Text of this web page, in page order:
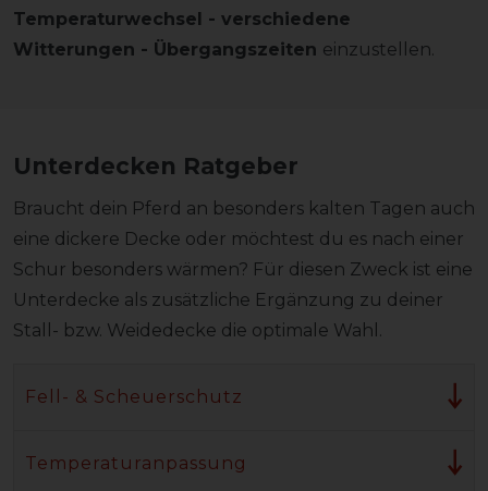
Temperaturwechsel - verschiedene
Witterungen - Übergangszeiten einzustellen.
Unterdecken Ratgeber
Braucht dein Pferd an besonders kalten Tagen auch
eine dickere Decke oder möchtest du es nach einer
Schur besonders wärmen? Für diesen Zweck ist eine
Unterdecke als zusätzliche Ergänzung zu deiner
Stall- bzw. Weidedecke die optimale Wahl.
Fell- & Scheuerschutz
Temperaturanpassung